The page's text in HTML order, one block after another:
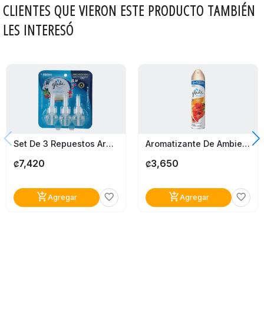
CLIENTES QUE VIERON ESTE PRODUCTO TAMBIÉN
LES INTERESÓ
Set De 3 Repuestos Aromatizantes Glade Paraíso Azul 21Ml
₡7,420
add_shopping_cartAgregar favorite_border
Aromatizante De Ambiente Glade Hawaiian Breezze
₡3,650
add_shopping_cartAgregar favorite_border